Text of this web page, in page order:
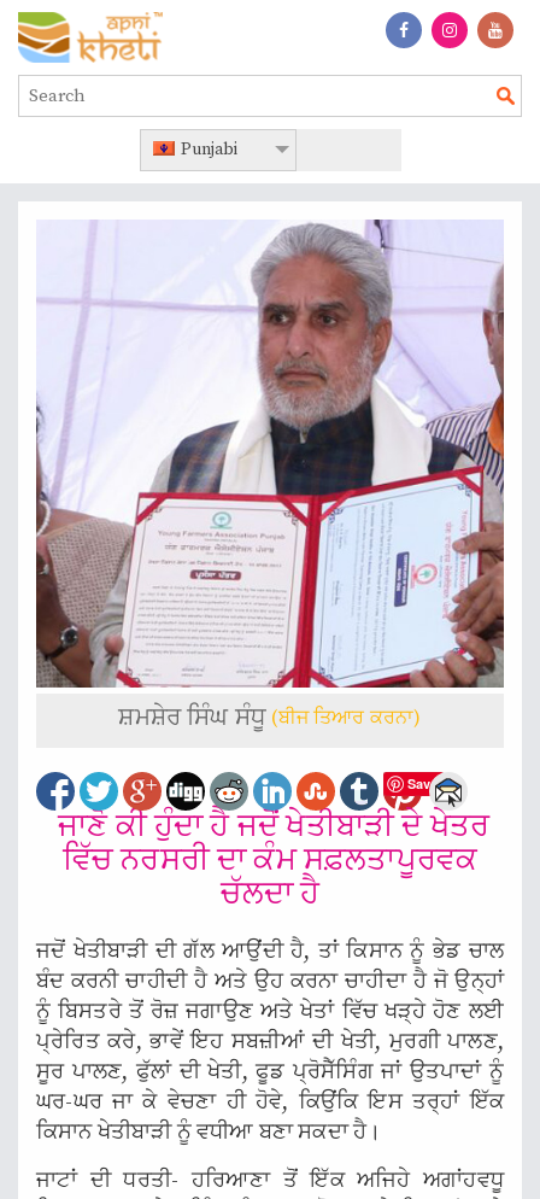
Punjabi
ਸ਼ਮਸ਼ੇਰ ਸਿੰਘ ਸੰਧੂ (ਬੀਜ ਤਿਆਰ ਕਰਨਾ)
Save
ਜਾਣੋ ਕੀ ਹੁੰਦਾ ਹੈ ਜਦੋਂ ਖੇਤੀਬਾੜੀ ਦੇ ਖੇਤਰ
ਵਿੱਚ ਨਰਸਰੀ ਦਾ ਕੰਮ ਸਫ਼ਲਤਾਪੂਰਵਕ
ਚੱਲਦਾ ਹੈ
ਜਦੋਂ ਖੇਤੀਬਾੜੀ ਦੀ ਗੱਲ ਆਉਂਦੀ ਹੈ, ਤਾਂ ਕਿਸਾਨ ਨੂੰ ਭੇਡ ਚਾਲ
ਬੰਦ ਕਰਨੀ ਚਾਹੀਦੀ ਹੈ ਅਤੇ ਉਹ ਕਰਨਾ ਚਾਹੀਦਾ ਹੈ ਜੋ ਉਨ੍ਹਾਂ
ਨੂੰ ਬਿਸਤਰੇ ਤੋਂ ਰੋਜ਼ ਜਗਾਉਣ ਅਤੇ ਖੇਤਾਂ ਵਿੱਚ ਖੜ੍ਹੇ ਹੋਣ ਲਈ
ਪ੍ਰੇਰਿਤ ਕਰੇ, ਭਾਵੇਂ ਇਹ ਸਬਜ਼ੀਆਂ ਦੀ ਖੇਤੀ, ਮੁਰਗੀ ਪਾਲਣ,
ਸੂਰ ਪਾਲਣ, ਫੁੱਲਾਂ ਦੀ ਖੇਤੀ, ਫੂਡ ਪ੍ਰੋਸੈੱਸਿੰਗ ਜਾਂ ਉਤਪਾਦਾਂ ਨੂੰ
ਘਰ-ਘਰ ਜਾ ਕੇ ਵੇਚਣਾ ਹੀ ਹੋਵੇ, ਕਿਉਂਕਿ ਇਸ ਤਰ੍ਹਾਂ ਇੱਕ
ਕਿਸਾਨ ਖੇਤੀਬਾੜੀ ਨੂੰ ਵਧੀਆ ਬਣਾ ਸਕਦਾ ਹੈ।
ਜਾਟਾਂ ਦੀ ਧਰਤੀ- ਹਰਿਆਣਾ ਤੋਂ ਇੱਕ ਅਜਿਹੇ ਅਗਾਂਹਵਧੂ